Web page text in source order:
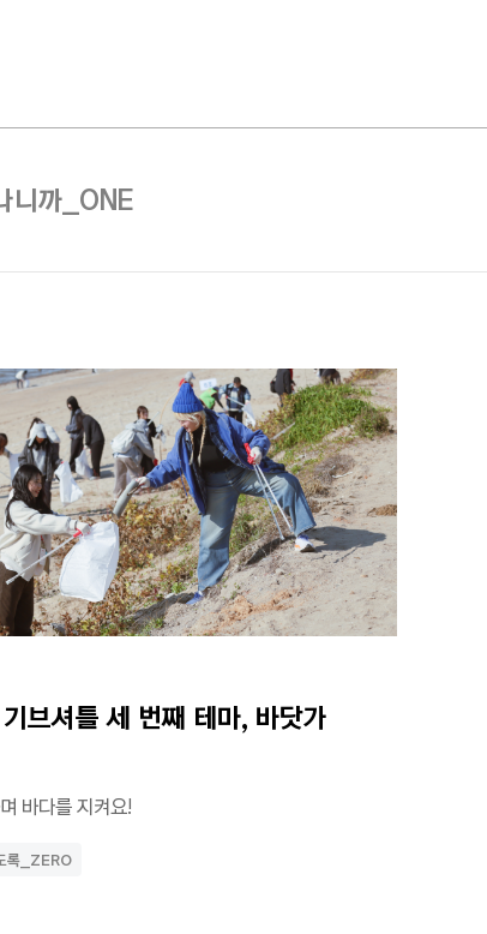
니까_ONE
브셔틀 세 번째 테마, 바닷가
바다를 지켜요!
록_ZERO